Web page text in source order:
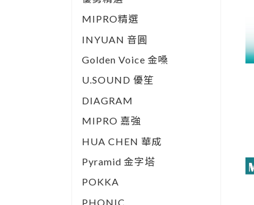
MIPRO精選
INYUAN 音圓
Golden Voice 金嗓
U.SOUND 優笙
DIAGRAM
MIPRO 嘉強
HUA CHEN 華成
Pyramid 金字塔
POKKA
PHONIC